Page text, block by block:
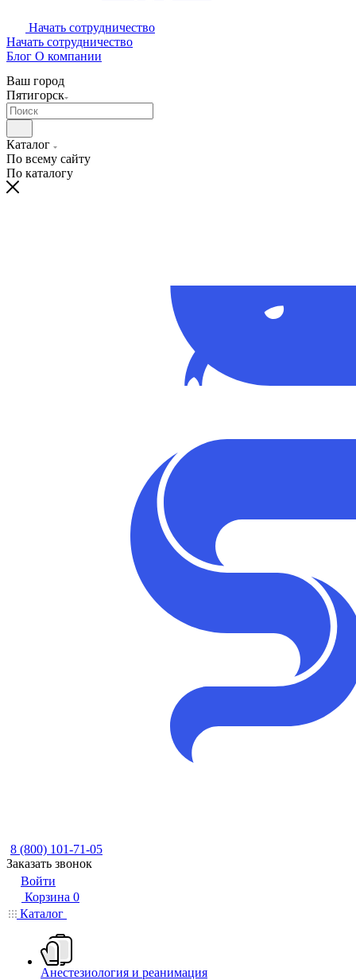
Начать сотрудничество
Начать сотрудничество
Блог О компании
Ваш город
Пятигорск
Каталог
По всему сайту
По каталогу
8 (800) 101-71-05
Заказать звонок
Войти
Корзина 0
Каталог
Анестезиология и реанимация